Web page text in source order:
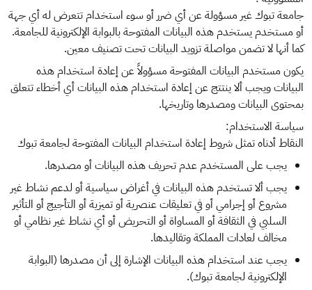
جامعة تبوك غير مسؤولة عن أي ضرر أو سوء استخدام تتعرض له أي جهة
أو مستخدم يستخدم هذه البيانات المفتوحة بالبوابة الإلكترونية للجامعة.
كما أنها لا تضمن مواصلة تزويد البيانات تحت تصنيف معين.
يكون مستخدم البيانات المفتوحة مسؤولاً عن إعادة استخدام هذه
البيانات ويجب ألا ينتتج عن إعادة استخدام هذه البيانات أي أخطاء تتعلق
بمحتوى البيانات ومصدرها وتاريخها.
سياسة الاستخدام:
النقاط أدناه تمثل شروط إعادة استخدام البيانات المفتوحة لجامعة تبوك
يجب على المستخدم عدم تحريف هذه البيانات أو مصدرها.
يجب ‌ألا تستخدم هذه البيانات في أغراض سياسية أو لدعم نشاط غير
مشروع أو إجرامي أو في تعليقات عنصرية أو تميزية أو التأجيج أو التأثير
السلبي في الثقافة أو المساواة أو التحريض أو أي نشاط غير نظامي أو
مخالف لعادات المملكة وتقاليدها.
يجب عند استخدام هذه البيانات الإشارة إلى أن مصدرها (البوابة
الإلكترونية لجامعة تبوك).